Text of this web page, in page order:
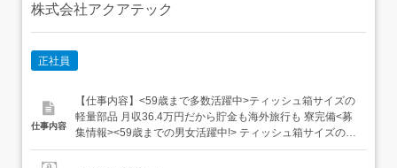
株式会社アクアテック
正社員
仕事内容
【仕事内容】<59歳まで多数活躍中>ティッシュ箱サイズの
軽量部品 月収36.4万円だから貯金も海外旅行も 寮完備<募
集情報><59歳までの男女活躍中!> ティッシュ箱サイズの軽
量部品 未経験スタート多数! 月収36.4万円以上可能 賞与年